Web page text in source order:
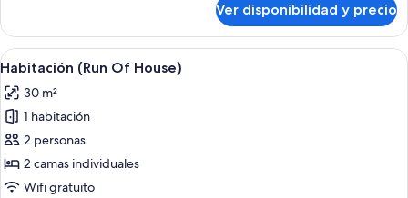
Tower
Ocean
View
Room
Wing
Tower
View
Ver disponibilidad y precio
Ver
todas
las
fotos
de
Habitación
(Run
Caja de seguridad en la habitación y
8
Habitación (Run Of House)
30 m²
1 habitación
2 personas
2 camas individuales
Wifi gratuito